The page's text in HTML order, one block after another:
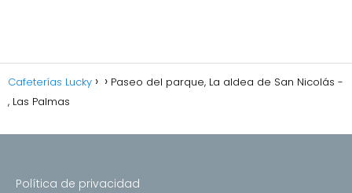
Cafeterías Lucky
Paseo del parque, La aldea de San Nicolás -
, Las Palmas
Política de privacidad